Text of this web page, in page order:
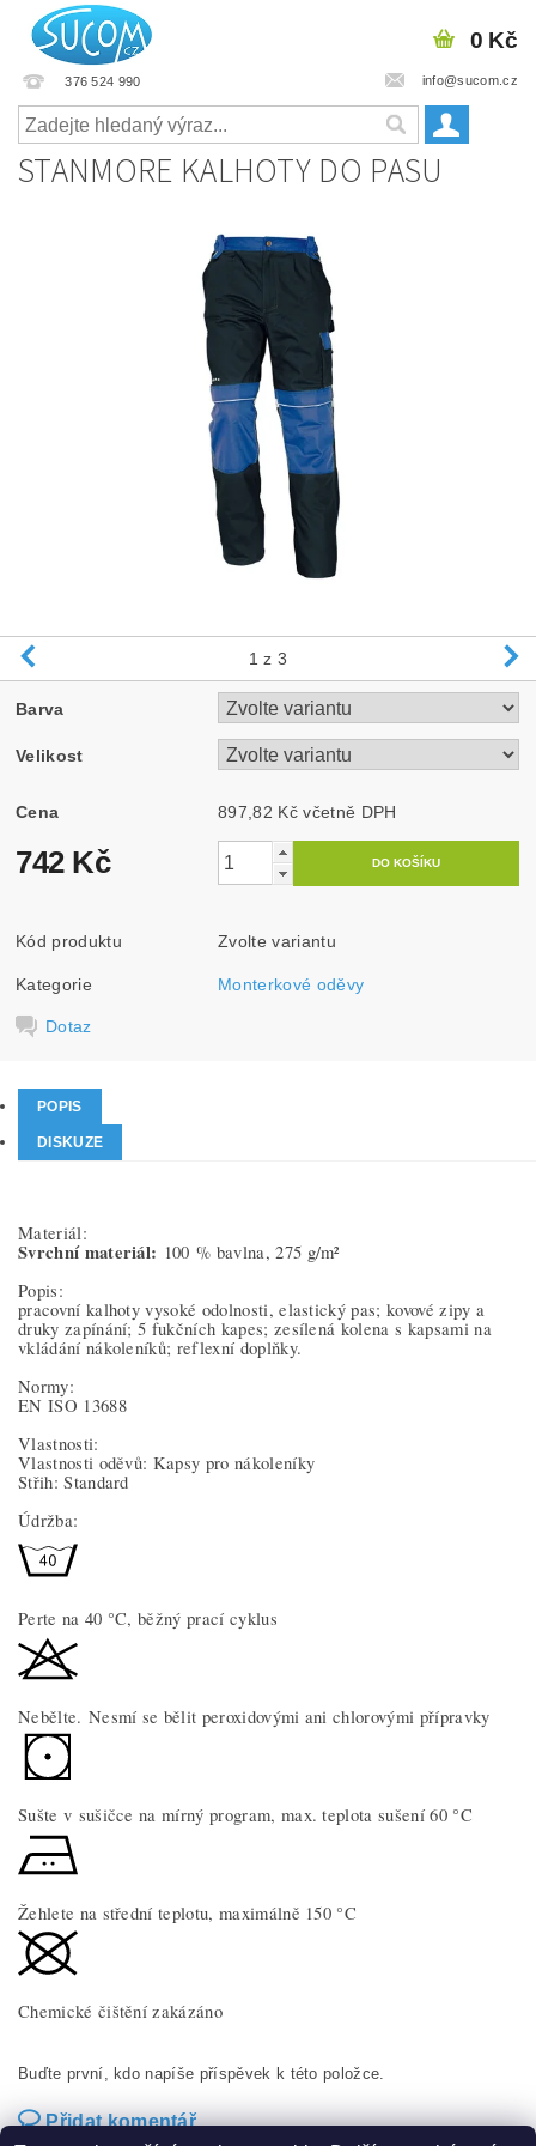
376 524 990 info@sucom.cz
0 Kč
STANMORE KALHOTY DO PASU
1 z 3
Barva
Velikost
Cena 897,82 Kč včetně DPH
742 Kč
Kód produktu Zvolte variantu
Kategorie Monterkové oděvy
Dotaz
POPIS
DISKUZE
Materiál:
Svrchní materiál: 100 % bavlna, 275 g/m²
Popis:
pracovní kalhoty vysoké odolnosti, elastický pas; kovové zipy a
druky zapínání; 5 fukčních kapes; zesílená kolena s kapsami na
vkládání nákoleníků; reflexní doplňky.
Normy:
EN ISO 13688
Vlastnosti:
Vlastnosti oděvů: Kapsy pro nákoleníky
Střih: Standard
Údržba:
Perte na 40 °C, běžný prací cyklus
Nebělte. Nesmí se bělit peroxidovými ani chlorovými přípravky
Sušte v sušičce na mírný program, max. teplota sušení 60 °C
Žehlete na střední teplotu, maximálně 150 °C
Chemické čištění zakázáno
Buďte první, kdo napíše příspěvek k této položce.
Přidat komentář